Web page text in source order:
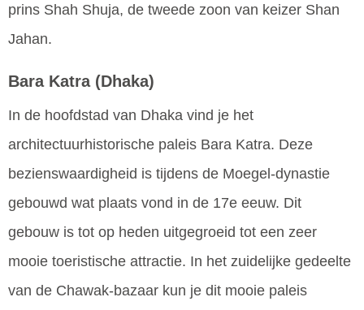
prins Shah Shuja, de tweede zoon van keizer Shan
Jahan.
Bara Katra (Dhaka)
In de hoofdstad van Dhaka vind je het
architectuurhistorische paleis Bara Katra. Deze
bezienswaardigheid is tijdens de Moegel-dynastie
gebouwd wat plaats vond in de 17e eeuw. Dit
gebouw is tot op heden uitgegroeid tot een zeer
mooie toeristische attractie. In het zuidelijke gedeelte
van de Chawak-bazaar kun je dit mooie paleis